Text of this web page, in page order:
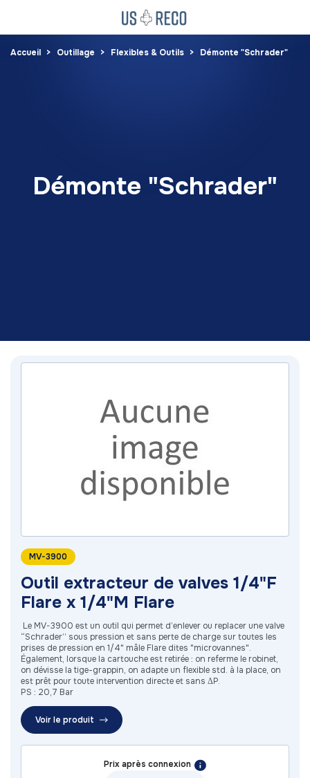
Accueil Outillage Flexibles & Outils Démonte "Schrader"
Démonte "Schrader"
MV-3900
Outil extracteur de valves 1/4"F
Flare x 1/4"M Flare
Le MV-3900 est un outil qui permet d’enlever ou replacer une valve
“Schrader” sous pression et sans perte de charge sur toutes les
prises de pression en 1/4" mâle Flare dites "microvannes".
Également, lorsque la cartouche est retirée : on referme le robinet,
on dévisse la tige-grappin, on adapte un flexible std. à la place, on
est prêt pour toute intervention directe et sans ΔP.
PS : 20,7 Bar
Voir le produit
Prix après connexion